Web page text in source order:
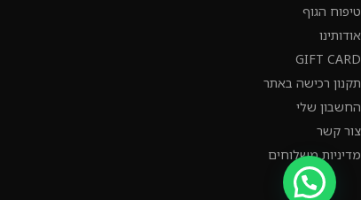
טיפוח הגוף
אודותינו
GIFT CARD
תקנון רכישה באתר
החשבון שלי
צור קשר
מדיניות משלוחים